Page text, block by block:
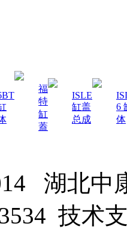
福
特
缸
蓋
ISLE
缸盖
总成
6
体
湖北中
技术